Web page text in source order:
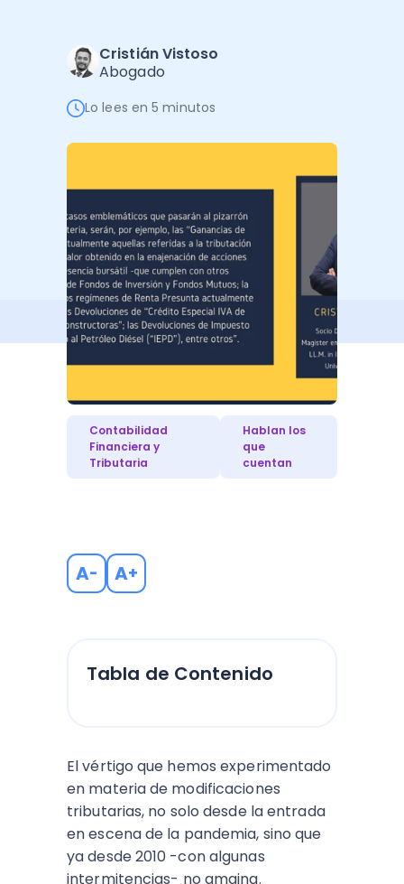
Software Factura y Administración
Autores
Cristián Vistoso
Abogado
Lo lees en 5 minutos
Contabilidad
Financiera y
Tributaria
Hablan los
que
cuentan
A- A+
Tabla de Contenido
El vértigo que hemos experimentado
en materia de modificaciones
tributarias, no solo desde la entrada
en escena de la pandemia, sino que
ya desde 2010 -con algunas
intermitencias- no amaina.